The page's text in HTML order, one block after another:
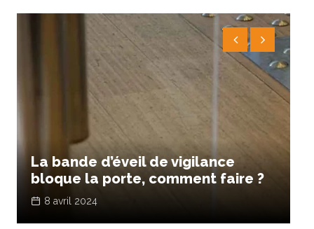
La bande d’éveil de vigilance
bloque la porte, comment faire ?
8 avril 2024